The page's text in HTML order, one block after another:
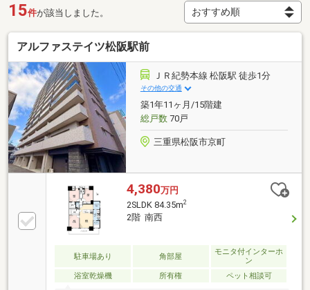
15件が該当しました。
アルファステイツ松阪駅前
ＪＲ紀勢本線 松阪駅 徒歩1分
その他の交通
築1年11ヶ月/15階建
総戸数70戸
三重県松阪市京町
4,380万円
2SLDK 84.35m2
2階 南西
駐車場あり 角部屋
モニタ付インターホ
ン
浴室乾燥機
所有権 ペット相談可